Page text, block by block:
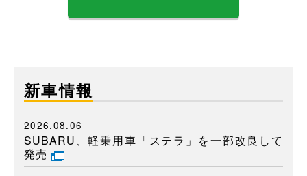
新車情報
2026.08.06
SUBARU、軽乗用車「ステラ」を一部改良して
発売